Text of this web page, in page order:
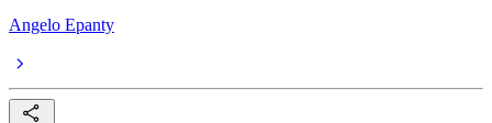
Angelo Epanty